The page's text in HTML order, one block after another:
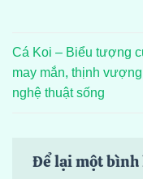
Cá Koi – Biểu tượng
may mắn, thịnh
nghệ thuật sống
Để lại một bình